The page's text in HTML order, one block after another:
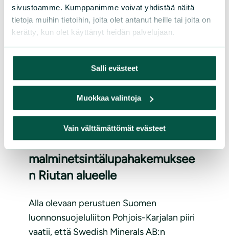
sivustoamme. Kumppanimme voivat yhdistää näitä
tietoja muihin tietoihin, joita olet antanut heille tai joita on
kerätty, kun olet käyttänyt heidän palvelujaan.
Salli evästeet
Muokkaa valintoja
Vain välttämättömät evästeet
LAUSUNNOT | 18.12.2025
Muistutus Swedish Minerals
AB:n
malminetsintälupahakemuksee
n Riutan alueelle
Alla olevaan perustuen Suomen
luonnonsuojeluliiton Pohjois-Karjalan piiri
vaatii, että Swedish Minerals AB:n